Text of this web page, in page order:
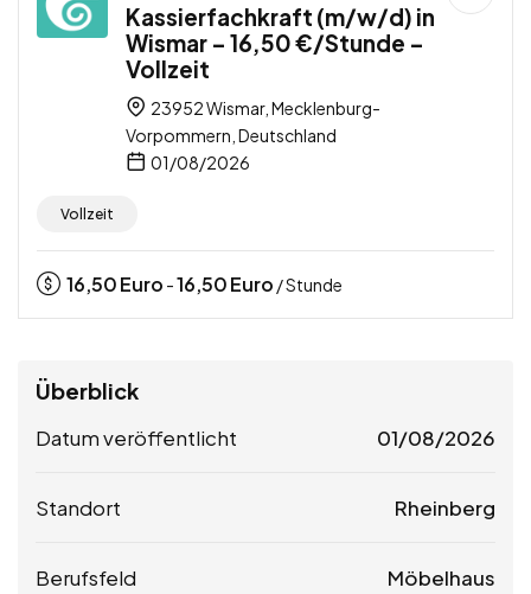
Kassierfachkraft (m/w/d) in
Wismar – 16,50 €/Stunde –
Vollzeit
23952 Wismar, Mecklenburg-
Vorpommern, Deutschland
01/08/2026
Vollzeit
16,50Euro -16,50Euro / Stunde
Überblick
Datum veröffentlicht 01/08/2026
Standort Rheinberg
Berufsfeld Möbelhaus